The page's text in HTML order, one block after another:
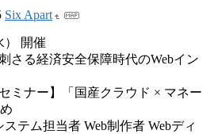
Six Apart
） 開催
さる経済安全保障時代のWebイン
ミナー】「国産クラウド × マネー
テム担当者 Web制作者 Webディ